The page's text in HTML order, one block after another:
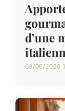
d’une
08/06/2026